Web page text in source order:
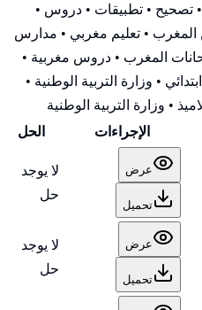
تصحيح • تطبيقات • دروس •
المغرب • تعليم مغربي • مدارس
المغرب • دروس مغربية •
• وزارة التربية الوطنية •
• وزارة التربية الوطنية
الإجراءات الحل
عرض
تحميل
لا يوجد
حل
عرض
تحميل
لا يوجد
حل